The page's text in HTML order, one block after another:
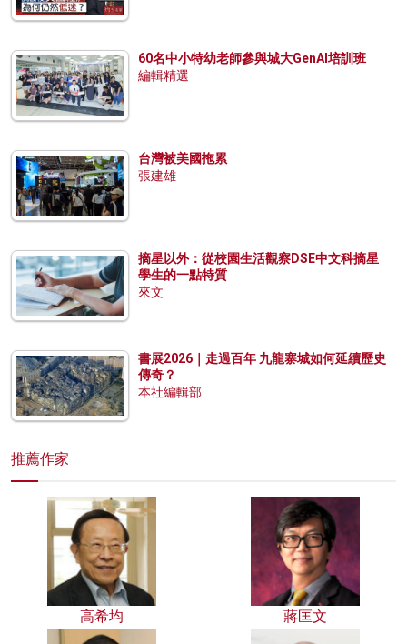
60名中小特幼老師參與城大GenAI培訓班
編輯精選
台灣被美國拖累
張建雄
摘星以外：從校園生活觀察DSE中文科摘星
學生的一點特質
來文
書展2026｜走過百年 九龍寨城如何延續歷史
傳奇？
本社編輯部
推薦作家
高希均 蔣匡文